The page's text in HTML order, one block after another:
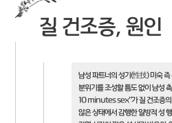
질 건조증, 원인
남성 파트너의 성기(性技) 미숙
분위기를 조성할 틈도 없이 남성
10 minutes sex”가 질 건조증의
않은 상태에서 감행한 일방적 성